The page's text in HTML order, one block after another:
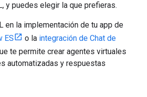
y puedes elegir la que prefieras.
en la implementación de tu app de
ES o la integración de Chat de
te permite crear agentes virtuales
automatizadas y respuestas